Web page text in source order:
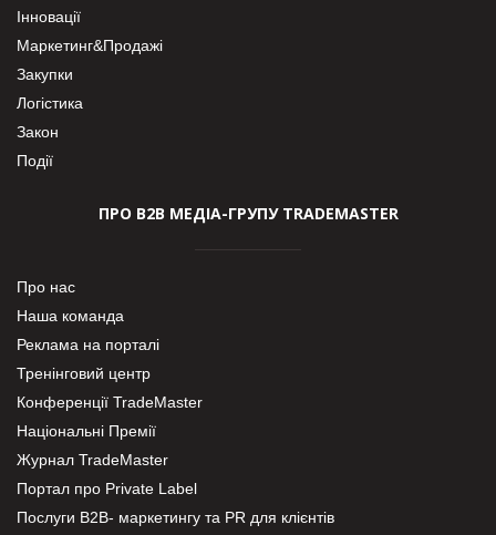
Інновації
Маркетинг&Продажі
Закупки
Логістика
Закон
Події
ПРО В2В МЕДІА-ГРУПУ TRADEMASTER
Про нас
Наша команда
Реклама на порталі
Тренінговий центр
Конференції TradeMaster
Національні Премії
Журнал TradeMaster
Портал про Private Label
Послуги В2В- маркетингу та PR для клієнтів